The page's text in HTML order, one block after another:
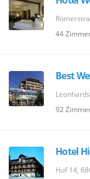
44
Best
92
Hotel
Hof 14,